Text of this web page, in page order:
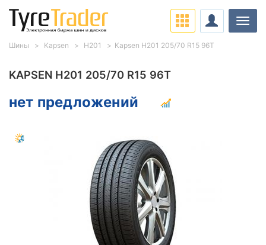
KAPSEN H201 205/70 R15 96T
нет предложений
Шины Kapsen H201 Kapsen H201 205/70 R15 96T